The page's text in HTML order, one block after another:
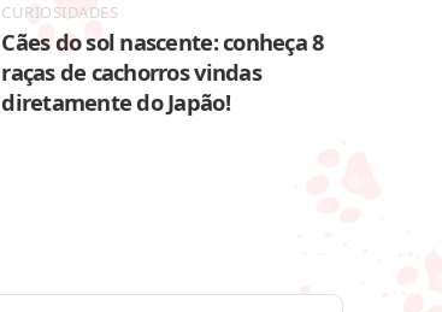
CURIOSIDADES
Cães do sol nascente: conheça 8
raças de cachorros vindas
diretamente do Japão!